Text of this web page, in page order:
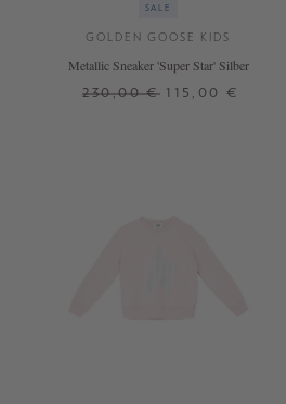
SALE
GOLDEN GOOSE KIDS
Metallic Sneaker 'Super Star' Silber
230,00 € 115,00 €